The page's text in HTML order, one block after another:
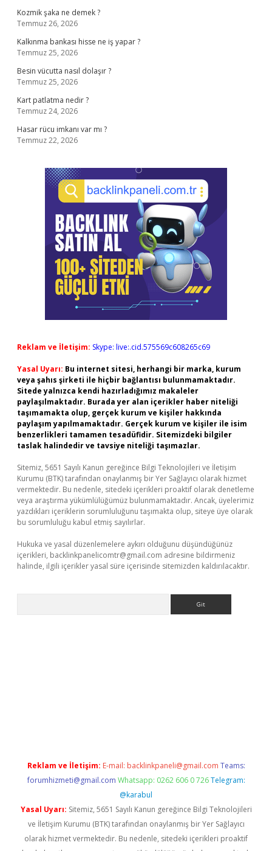
Kozmik şaka ne demek ?
Temmuz 26, 2026
Kalkınma bankası hisse ne iş yapar ?
Temmuz 25, 2026
Besin vücutta nasıl dolaşır ?
Temmuz 25, 2026
Kart patlatma nedir ?
Temmuz 24, 2026
Hasar rücu imkanı var mı ?
Temmuz 22, 2026
Reklam ve İletişim: Skype: live:.cid.575569c608265c69
Yasal Uyarı: Bu internet sitesi, herhangi bir marka, kurum
veya şahıs şirketi ile hiçbir bağlantısı bulunmamaktadır.
Sitede yalnızca kendi hazırladığımız makaleler
paylaşılmaktadır. Burada yer alan içerikler haber niteliği
taşımamakta olup, gerçek kurum ve kişiler hakkında
paylaşım yapılmamaktadır. Gerçek kurum ve kişiler ile isim
benzerlikleri tamamen tesadüfidir. Sitemizdeki bilgiler
taslak halindedir ve tavsiye niteliği taşımazlar.
Sitemiz, 5651 Sayılı Kanun gereğince Bilgi Teknolojileri ve İletişim
Kurumu (BTK) tarafından onaylanmış bir Yer Sağlayıcı olarak hizmet
vermektedir. Bu nedenle, sitedeki içerikleri proaktif olarak denetleme
veya araştırma yükümlülüğümüz bulunmamaktadır. Ancak, üyelerimiz
yazdıkları içeriklerin sorumluluğunu taşımakta olup, siteye üye olarak
bu sorumluluğu kabul etmiş sayılırlar.
Hukuka ve yasal düzenlemelere aykırı olduğunu düşündüğünüz
içerikleri, backlinkpanelicomtr@gmail.com adresine bildirmeniz
halinde, ilgili içerikler yasal süre içerisinde sitemizden kaldırılacaktır.
Reklam ve İletişim: E-mail: backlinkpaneli@gmail.com Teams:
forumhizmeti@gmail.com Whatsapp: 0262 606 0 726 Telegram:
@karabul
Yasal Uyarı: Sitemiz, 5651 Sayılı Kanun gereğince Bilgi Teknolojileri
ve İletişim Kurumu (BTK) tarafından onaylanmış bir Yer Sağlayıcı
olarak hizmet vermektedir. Bu nedenle, sitedeki içerikleri proaktif